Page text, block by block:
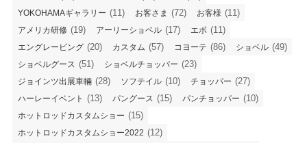
YOKOHAMAギャラリー (11) お客さま (72) お客様 (11)
アメリカ研修 (19) アーリーショベル (17) エボ (11)
エングレービング (20) カスタム (57) コヨーテ (86) ショベル (49)
ショベルグース (51) ショベルチョッパー (23)
ジョインツ出展車輛 (28) ソフテイル (10) チョッパー (27)
ハーレーイベント (13) パングース (15) パンチョッパー (10)
ホットロッドカスタムショー (15)
ホットロッドカスタムショー2022 (12)